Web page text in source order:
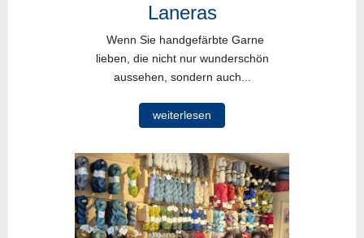
Laneras
Wenn Sie handgefärbte Garne
lieben, die nicht nur wunderschön
aussehen, sondern auch...
weiterlesen